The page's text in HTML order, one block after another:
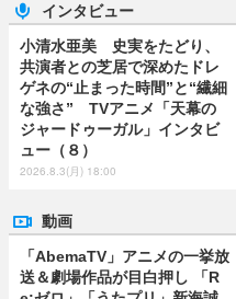
インタビュー
小清水亜美 史実をたどり、
共演者との芝居で深めたドレ
ゲネの“止まった時間”と“繊細
な強さ” TVアニメ「天幕の
ジャードゥーガル」インタビ
ュー（８）
2026.8.3(月) 18:00
動画
「AbemaTV」アニメの一挙放
送＆劇場作品が目白押し 「R